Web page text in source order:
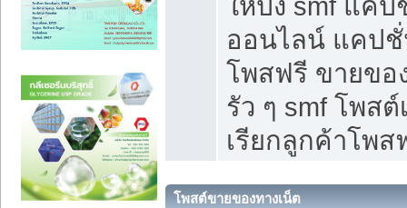
ให้ปัง smf แค
ออนไลน์ แคป
โพสฟรี ขายขอ
รัว ๆ smf โพส
เรียกลูกค้าโพส
โพสต์ขายของทางเน็ต